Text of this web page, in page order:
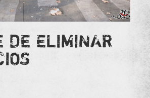
DE ELIMINAR